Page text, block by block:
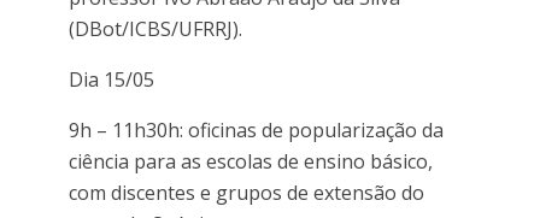
(DBot/ICBS/UFRRJ).
Dia 15/05
9h – 11h30h: oficinas de popularização da
ciência para as escolas de ensino básico,
com discentes e grupos de extensão do